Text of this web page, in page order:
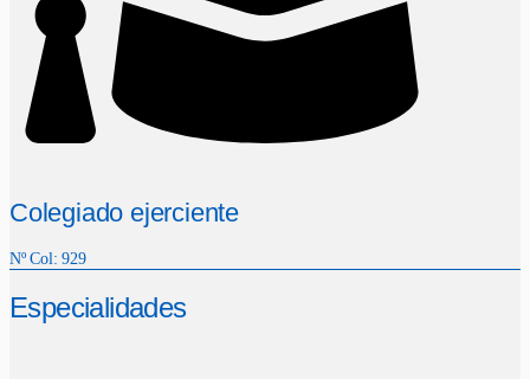
Colegiado ejerciente
Nº Col: 929
Especialidades